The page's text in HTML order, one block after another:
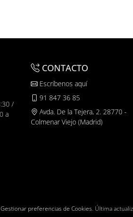
/
a
CONTACTO
Escríbenos aquí
91 847 36 85
Avda. De la Tejera, 2. 28770 -
Colmenar Viejo (Madrid)
Gestionar preferencias de Cookies. Última